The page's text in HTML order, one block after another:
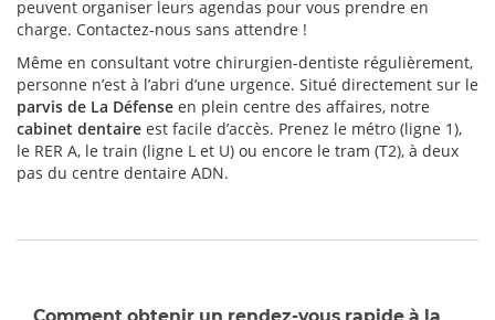
peuvent organiser leurs agendas pour vous prendre en
charge. Contactez-nous sans attendre !
Même en consultant votre chirurgien-dentiste régulièrement,
personne n’est à l’abri d’une urgence. Situé directement sur le
parvis de La Défense en plein centre des affaires, notre
cabinet dentaire est facile d’accès. Prenez le métro (ligne 1),
le RER A, le train (ligne L et U) ou encore le tram (T2), à deux
pas du centre dentaire ADN.
Comment obtenir un rendez-vous rapide à la